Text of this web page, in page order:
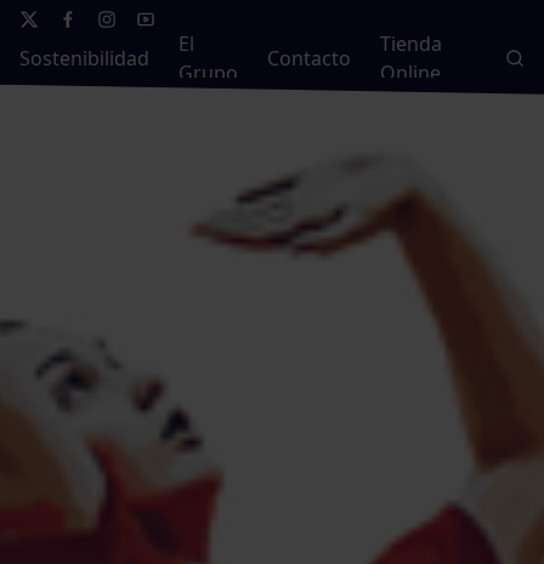
Sostenibilidad
El
Grupo
Contacto
Tienda
Online